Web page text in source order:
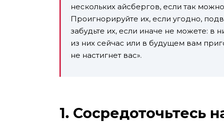
нескольких айсбергов, если так
Проигнорируйте их, если угодно,
забудьте их, если иначе не можете: в
из них сейчас или в будущем вам
не настигнет вас».
1. Сосредоточьтесь